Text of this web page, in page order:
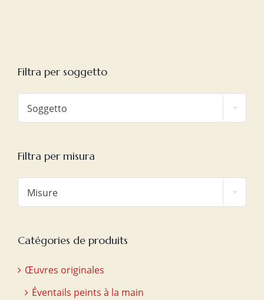
Filtra per soggetto
Soggetto
Filtra per misura
Misure
Catégories de produits
Œuvres originales
Éventails peints à la main